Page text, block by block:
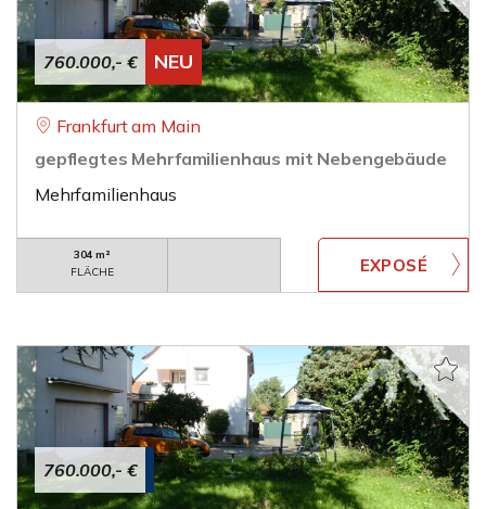
760.000,- € NEU
Frankfurt am Main
gepflegtes Mehrfamilienhaus mit Nebengebäude
Mehrfamilienhaus
304 m²
FLÄCHE
760.000,- €